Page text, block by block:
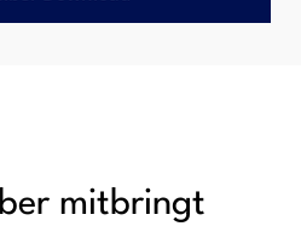
mitbringt